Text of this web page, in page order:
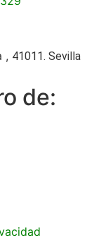
, 41011. Sevilla
de: